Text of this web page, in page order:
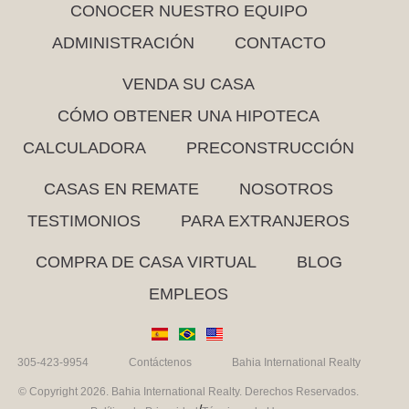
CONOCER NUESTRO EQUIPO
ADMINISTRACIÓN
CONTACTO
VENDA SU CASA
CÓMO OBTENER UNA HIPOTECA
CALCULADORA
PRECONSTRUCCIÓN
CASAS EN REMATE
NOSOTROS
TESTIMONIOS
PARA EXTRANJEROS
COMPRA DE CASA VIRTUAL
BLOG
EMPLEOS
305-423-9954 Contáctenos Bahia International Realty
© Copyright 2026. Bahia International Realty. Derechos Reservados.